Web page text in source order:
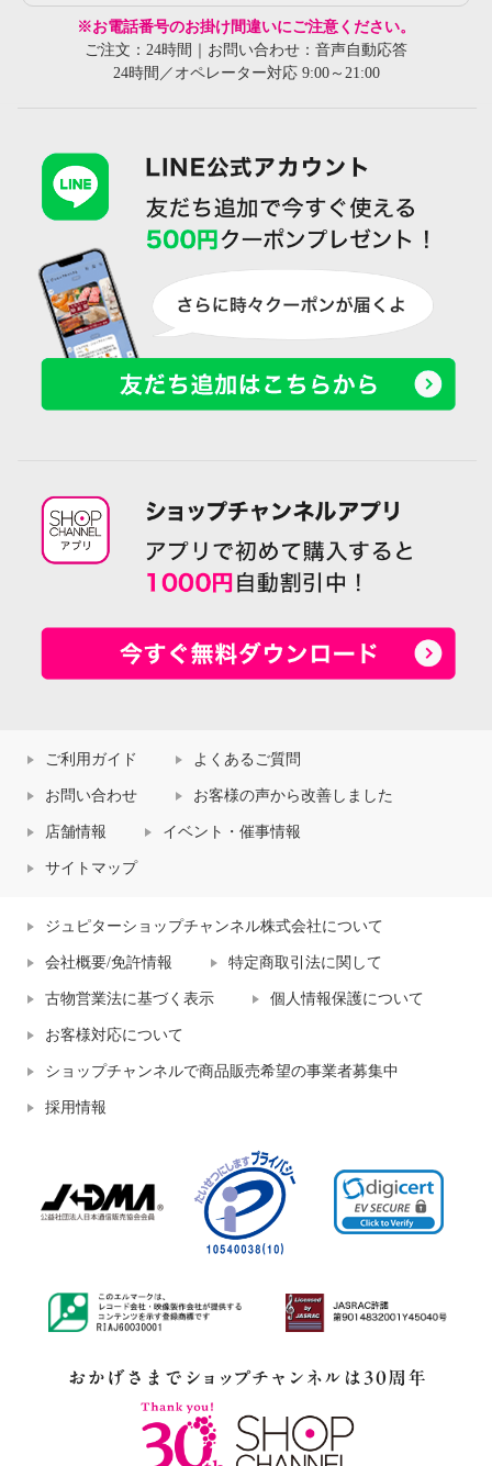
※お電話番号のお掛け間違いにご注意ください。
ご注文：24時間｜お問い合わせ：音声自動応答
24時間／オペレーター対応 9:00～21:00
ご利用ガイド よくあるご質問
お問い合わせ お客様の声から改善しました
店舗情報 イベント・催事情報
サイトマップ
ジュピターショップチャンネル株式会社について
会社概要/免許情報 特定商取引法に関して
古物営業法に基づく表示 個人情報保護について
お客様対応について
ショップチャンネルで商品販売希望の事業者募集中
採用情報